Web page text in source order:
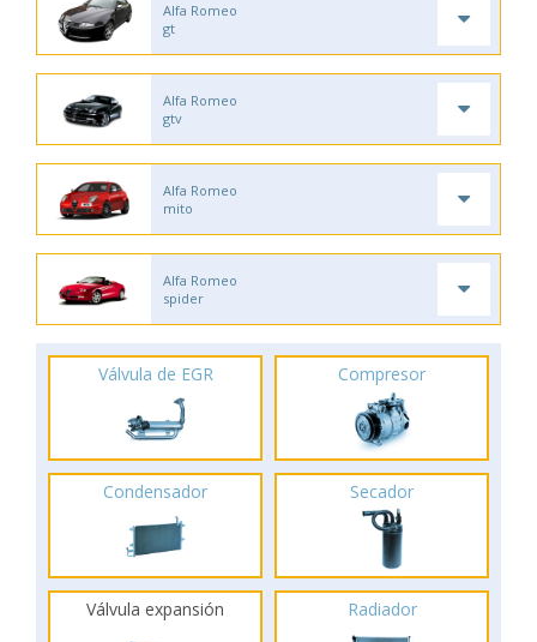
Alfa Romeo
gt
Alfa Romeo
gtv
Alfa Romeo
mito
Alfa Romeo
spider
Válvula de EGR Compresor
Condensador Secador
Válvula expansión Radiador